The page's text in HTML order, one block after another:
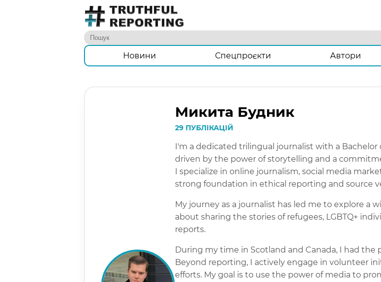
Новини Спецпроєкти Автори
Микита Будник
29 ПУБЛІКАЦІЙ
I'm a dedicated trilingual journalist with a
driven by the power of storytelling and a
I specialize in online journalism, social media
strong foundation in ethical reporting and source
My journey as a journalist has led me to explore a
about sharing the stories of refugees, LGBTQ+
reports.
During my time in Scotland and Canada, I had
Beyond reporting, I actively engage in volunteer
efforts. My goal is to use the power of media to